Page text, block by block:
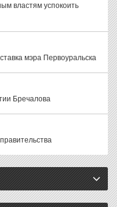
властям успокоить
мэра Первоуральска
Бречалова